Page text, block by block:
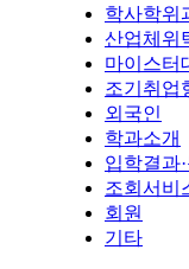
학사학위
산업체위
마이스터
조기취업
외국인
학과소개
입학결과·
조회서비
회원
기타